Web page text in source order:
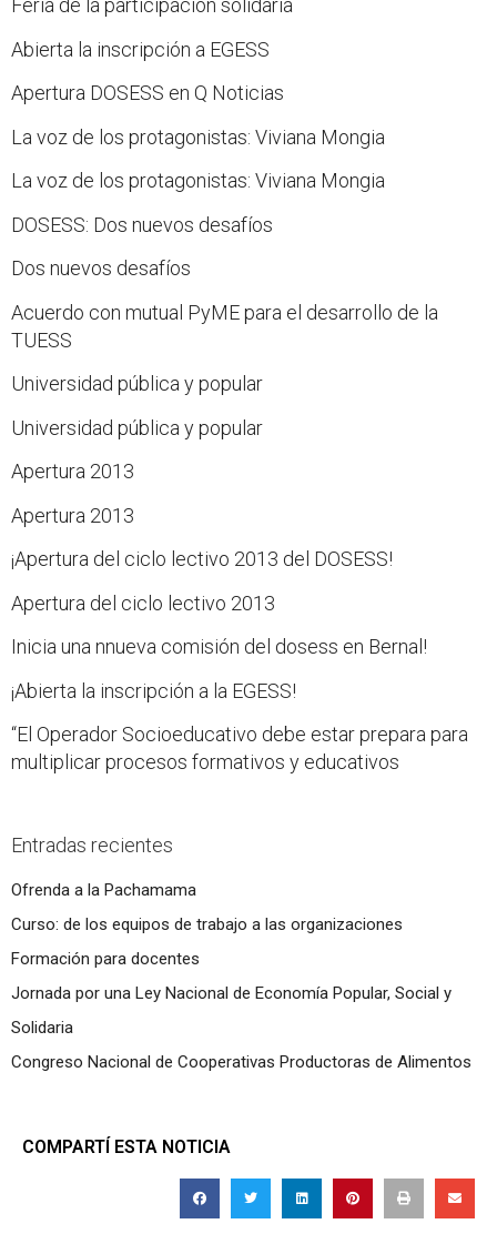
Feria de la participación solidaria
Abierta la inscripción a EGESS
Apertura DOSESS en Q Noticias
La voz de los protagonistas: Viviana Mongia
La voz de los protagonistas: Viviana Mongia
DOSESS: Dos nuevos desafíos
Dos nuevos desafíos
Acuerdo con mutual PyME para el desarrollo de la
TUESS
Universidad pública y popular
Universidad pública y popular
Apertura 2013
Apertura 2013
¡Apertura del ciclo lectivo 2013 del DOSESS!
Apertura del ciclo lectivo 2013
Inicia una nnueva comisión del dosess en Bernal!
¡Abierta la inscripción a la EGESS!
“El Operador Socioeducativo debe estar prepara para
multiplicar procesos formativos y educativos
Entradas recientes
Ofrenda a la Pachamama
Curso: de los equipos de trabajo a las organizaciones
Formación para docentes
Jornada por una Ley Nacional de Economía Popular, Social y
Solidaria
Congreso Nacional de Cooperativas Productoras de Alimentos
COMPARTÍ ESTA NOTICIA